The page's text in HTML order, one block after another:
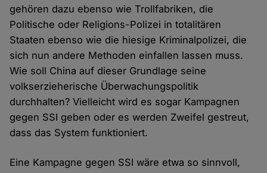
gehören dazu ebenso wie Trollfabriken, die
Politische oder Religions-Polizei in totalitären
Staaten ebenso wie die hiesige Kriminalpolizei, die
sich nun andere Methoden einfallen lassen muss.
Wie soll China auf dieser Grundlage seine
volkserzieherische Überwachungspolitik
durchhalten? Vielleicht wird es sogar Kampagnen
gegen SSI geben oder es werden Zweifel gestreut,
dass das System funktioniert.
Eine Kampagne gegen SSI wäre etwa so sinnvoll,